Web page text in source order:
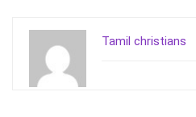
Tamil christians